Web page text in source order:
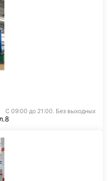
С 09:00 до 21:00. Без выходных